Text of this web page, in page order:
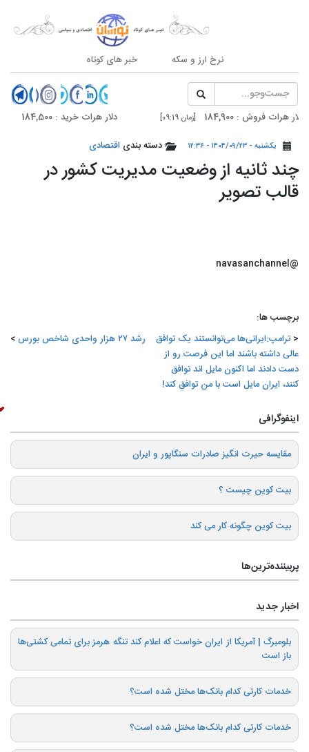
نرخ ارز و سکه خبر های کوتاه
فروش : 184,900 [زمان 09:19] دلار هرات خرید : 184,500 [زمان 09:19]
فروش : 185,700 [زمان 20:59] دلار تهران خرید : 185,300 یکشنبه - ۱۴۰۴/۰۹/۲۳ - ۱۲:۳۶ دسته بندی اقتصادی
چند ثانیه از وضعیت مدیریت کشور در
قالب تصویر
@navasanchannel
برچسب ها:
ترامپ:ایرانی‌ها می‌توانستند یک توافق
عالی داشته باشند اما این فرصت رو از
دست دادند اما اکنون مایل اند توافق
کنند، ایران مایل است با من توافق کند!
رشد ۲۷ هزار واحدی شاخص بورس
اینفوگرافی
️مقایسه حیرت انگیز صادرات سنگاپور و ایران
بیت کوین چیست ؟
بیت کوین چگونه کار می کند
پربیننده‌ترین‌ها
اخبار جدید
بلومبرگ | آمریکا از ایران خواست که اعلام کند تنگه هرمز برای تمامی کشتی‌ها
باز است
خدمات کارتی کدام بانک‌ها مختل شده است؟
خدمات کارتی کدام بانک‌ها مختل شده است؟